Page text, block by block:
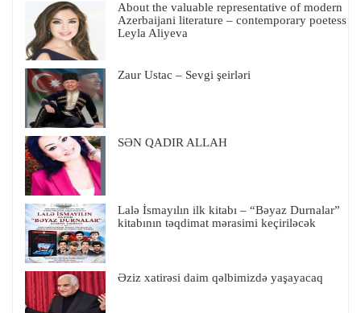
About the valuable representative of modern
Azerbaijani literature – contemporary poetess
Leyla Aliyeva
Zaur Ustac – Sevgi şeirləri
SƏN QADIR ALLAH
Lalə İsmayılın ilk kitabı – “Bəyaz Durnalar”
kitabının təqdimat mərasimi keçiriləcək
Əziz xatirəsi daim qəlbimizdə yaşayacaq